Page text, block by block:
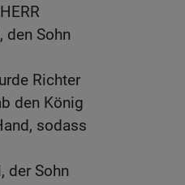
den Sohn
Richter
den König
sodass
der Sohn